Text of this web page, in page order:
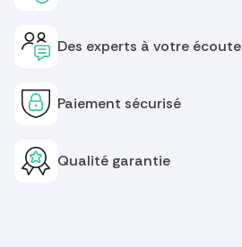
Des experts à votre écoute
Paiement sécurisé
Qualité garantie